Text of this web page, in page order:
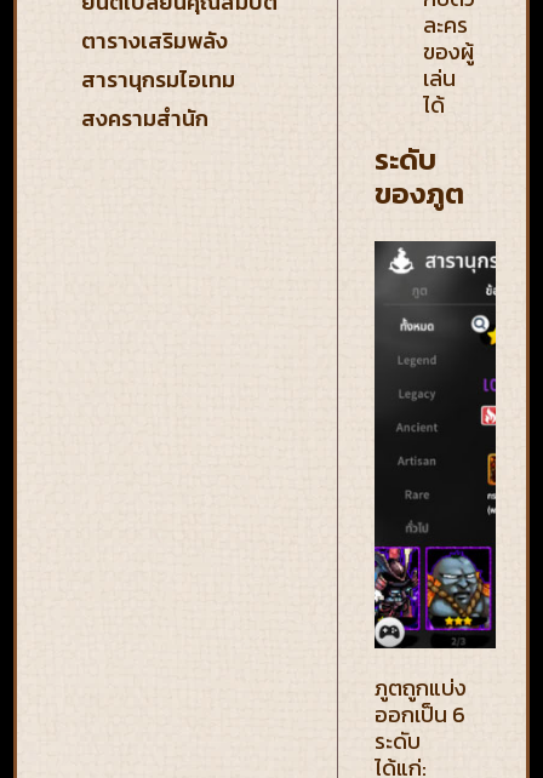
ตารางเสริมพลัง
สารานุกรมไอเทม
สงครามสำนัก
ละคร
ของผู้
เล่น
ได้
ระดับ
ของภูต
ภูตถูกแบ่ง
ออกเป็น 6
ระดับ
ได้แก่: